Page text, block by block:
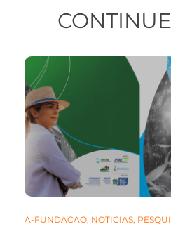
CONTINUE
A-FUNDACAO, NOTICIAS,